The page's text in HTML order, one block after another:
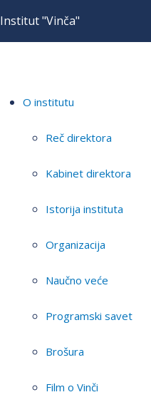
Institut "Vinča"
O institutu
Reč direktora
Kabinet direktora
Istorija instituta
Organizacija
Naučno veće
Programski savet
Brošura
Film o Vinči